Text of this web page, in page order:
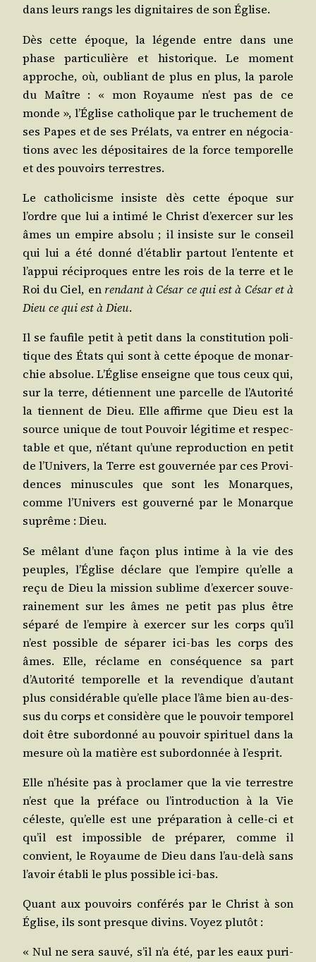
dans leurs rangs les digni­taires de son Église.
Dès cette époque, la légende entre dans une
phase par­ti­cu­lière et his­to­rique. Le moment
approche, où, oubliant de plus en plus, la parole
du Maître : « mon Royaume n’est pas de ce
monde », l’Église catho­lique par le tru­che­ment de
ses Papes et de ses Pré­lats, va entrer en négo­cia­
tions avec les dépo­si­taires de la force tem­po­relle
et des pou­voirs terrestres.
Le catho­li­cisme insiste dès cette époque sur
l’ordre que lui a inti­mé le Christ d’exercer sur les
âmes un empire abso­lu ; il insiste sur le conseil
qui lui a été don­né d’établir par­tout l’entente et
l’appui réci­proques entre les rois de la terre et le
Roi du Ciel, en ren­dant à César ce qui est à César et à
Dieu ce qui est à Dieu.
Il se fau­file petit à petit dans la consti­tu­tion poli­
tique des États qui sont à cette époque de monar­
chie abso­lue. L’Église enseigne que tous ceux qui,
sur la terre, détiennent une par­celle de l’Autorité
la tiennent de Dieu. Elle affirme que Dieu est la
source unique de tout Pou­voir légi­time et res­pec­
table et que, n’étant qu’une repro­duc­tion en petit
de l’Univers, la Terre est gou­ver­née par ces Pro­vi­
dences minus­cules que sont les Monarques,
comme l’Univers est gou­ver­né par le Monarque
suprême : Dieu.
Se mêlant d’une façon plus intime à la vie des
peuples, l’Église déclare que l’empire qu’elle a
reçu de Dieu la mis­sion sublime d’exercer sou­ve­
rai­ne­ment sur les âmes ne petit pas plus être
sépa­ré de l’empire à exer­cer sur les corps qu’il
n’est pos­sible de sépa­rer ici-bas les corps des
âmes. Elle, réclame en consé­quence sa part
d’Autorité tem­po­relle et la reven­dique d’autant
plus consi­dé­rable qu’elle place l’âme bien au-des­
sus du corps et consi­dère que le pou­voir tem­po­rel
doit être subor­don­né au pou­voir spi­ri­tuel dans la
mesure où la matière est subor­don­née à l’esprit.
Elle n’hésite pas à pro­cla­mer que la vie ter­restre
n’est que la pré­face ou l’introduction à la Vie
céleste, qu’elle est une pré­pa­ra­tion à celle-ci et
qu’il est impos­sible de pré­pa­rer, comme il
convient, le Royaume de Dieu dans l’au-delà sans
l’avoir éta­bli le plus pos­sible ici-bas.
Quant aux pou­voirs confé­rés par le Christ à son
Église, ils sont presque divins. Voyez plutôt :
« Nul ne sera sau­vé, s’il n’a été, par les eaux puri­